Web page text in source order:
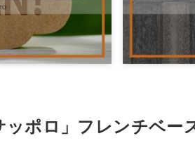
ポロ」フレンチベー